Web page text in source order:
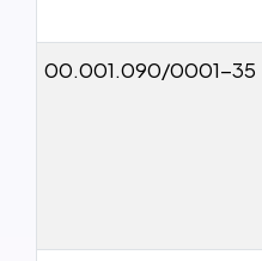
00.001.090/0001-35